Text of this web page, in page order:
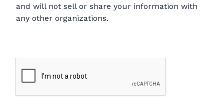
and will not sell or share your information with
any other organizations.